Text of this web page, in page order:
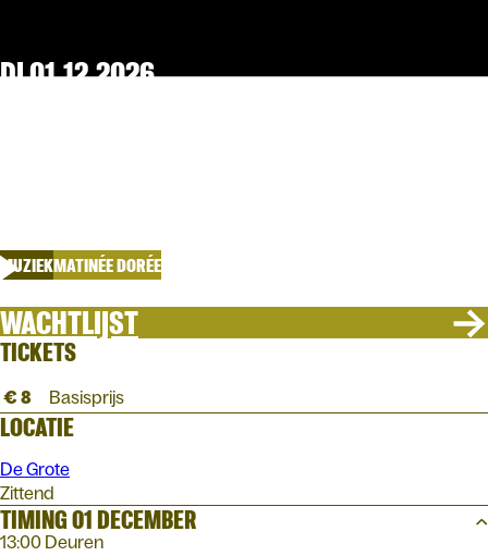
DI 01.12.2026
MUZIEKMATINÉE DORÉE
WACHTLIJST
TICKETS
€ 8 Basisprijs
LOCATIE
De Grote
Zittend
TIMING 01 DECEMBER
13:00 Deuren